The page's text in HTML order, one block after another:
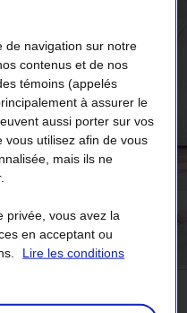
de navigation sur notre
contenus et de nos
témoins (appelés
à assurer le
aussi porter sur vos
vous utilisez afin de vous
mais ils ne
privée, vous avez la
en acceptant ou
Lire les conditions